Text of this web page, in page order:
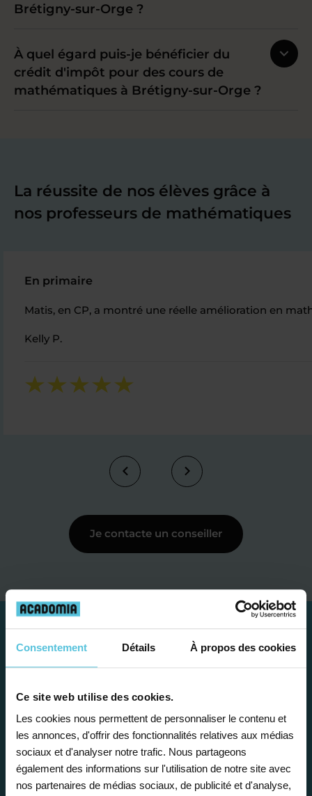
Consentement Détails À propos des cookies
Ce site web utilise des cookies.
Les cookies nous permettent de personnaliser le contenu et
les annonces, d'offrir des fonctionnalités relatives aux médias
sociaux et d'analyser notre trafic. Nous partageons
également des informations sur l'utilisation de notre site avec
nos partenaires de médias sociaux, de publicité et d'analyse,
Brétigny-sur-Orge ?
À quel égard puis-je bénéficier du
crédit d'impôt pour des cours de
mathématiques à Brétigny-sur-Orge ?
La réussite de nos élèves grâce à
nos professeurs de mathématiques
En primaire
Matis, en CP, a montré une réelle amélioration en
Kelly P.
Je contacte un conseiller
Étape 1